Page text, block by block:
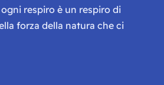
respiro è un respiro di
forza della natura che ci